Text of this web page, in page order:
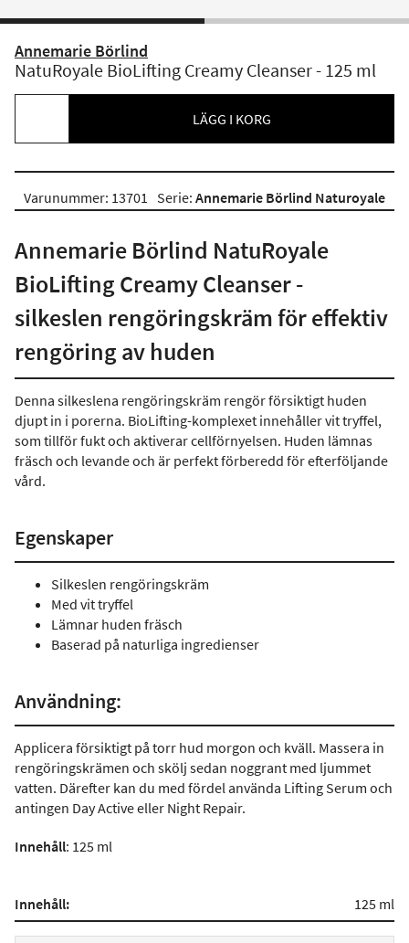
Annemarie Börlind
NatuRoyale BioLifting Creamy Cleanser - 125 ml
LÄGG I KORG
Varunummer: 13701 Serie: Annemarie Börlind Naturoyale
Annemarie Börlind NatuRoyale
BioLifting Creamy Cleanser -
silkeslen rengöringskräm för effektiv
rengöring av huden
Denna silkeslena rengöringskräm rengör försiktigt huden
djupt in i porerna. BioLifting-komplexet innehåller vit tryffel,
som tillför fukt och aktiverar cellförnyelsen. Huden lämnas
fräsch och levande och är perfekt förberedd för efterföljande
vård.
Egenskaper
Silkeslen rengöringskräm
Med vit tryffel
Lämnar huden fräsch
Baserad på naturliga ingredienser
Användning:
Applicera försiktigt på torr hud morgon och kväll. Massera in
rengöringskrämen och skölj sedan noggrant med ljummet
vatten. Därefter kan du med fördel använda Lifting Serum och
antingen Day Active eller Night Repair.
Innehåll: 125 ml
Innehåll: 125 ml